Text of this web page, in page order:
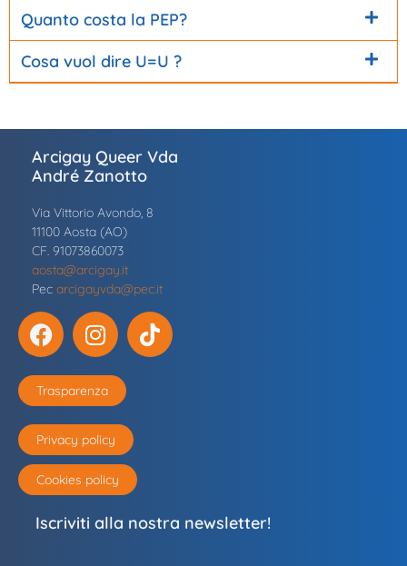
Quanto costa la PEP?
Cosa vuol dire U=U ?
Arcigay Queer Vda
André Zanotto
Via Vittorio Avondo, 8
11100 Aosta (AO)
CF. 91073860073
aosta@arcigay.it
Pec arcigayvda@pec.it
Trasparenza
Privacy policy
Cookies policy
Iscriviti alla nostra newsletter!